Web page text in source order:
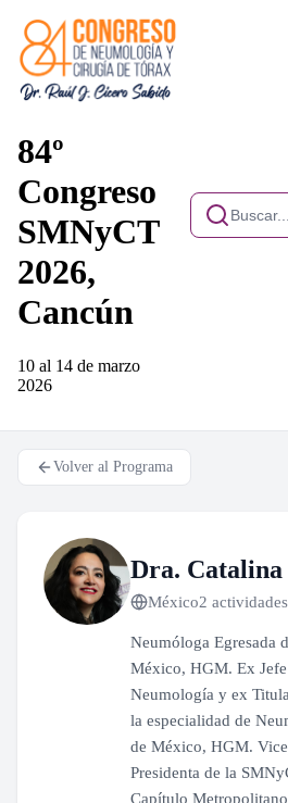
84º
Congreso
SMNyCT
2026,
Cancún
10 al 14 de marzo
2026
Buscar...
Volver al Programa
Dra. Catalina
México2 actividades
Neumóloga Egresada
México, HGM. Ex
Neumología y ex
la especialidad de
de México, HGM.
Presidenta de la
Capítulo